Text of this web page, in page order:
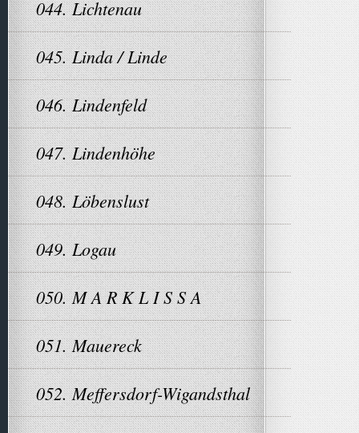
044. Lichtenau
045. Linda / Linde
046. Lindenfeld
047. Lindenhöhe
048. Löbenslust
049. Logau
050. M A R K L I S S A
051. Mauereck
052. Meffersdorf-Wigandsthal